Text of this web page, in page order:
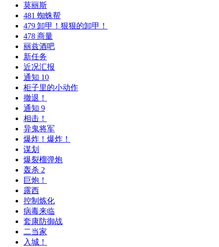
莫丽斯
481 蜘蛛帮
479 卸甲！狠狠的卸甲！
478 商量
丽兹酒吧
新任务
近况汇报
通知 10
柜子里的小动作
撤退！
通知 9
相击！
异鬼将军
爆炸！爆炸！
谋划
爆裂榴弹炮
轰杀 2
巨炮！
露西
控制炼化
病毒来临
套康防御战
二当家
入城！